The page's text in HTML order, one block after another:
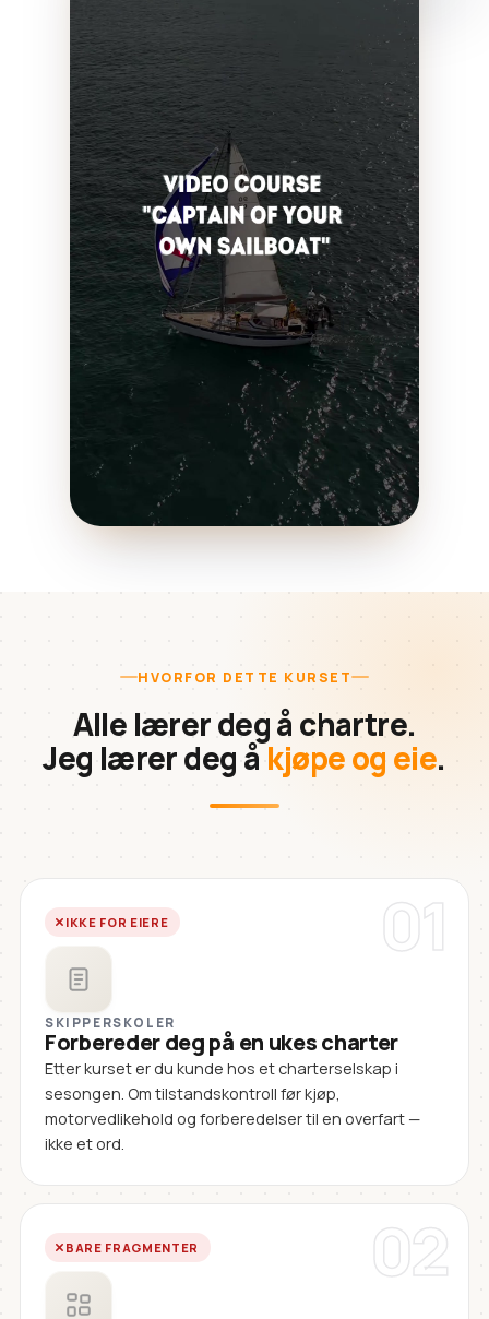
HVORFOR DETTE KURSET
Alle lærer deg å chartre.
Jeg lærer deg åkjøpe og eie.
01
IKKE FOR EIERE
SKIPPERSKOLER
Forbereder deg på en ukes charter
Etter kurset er du kunde hos et charterselskap i
sesongen. Om tilstandskontroll før kjøp,
motorvedlikehold og forberedelser til en overfart —
ikke et ord.
02
BARE FRAGMENTER